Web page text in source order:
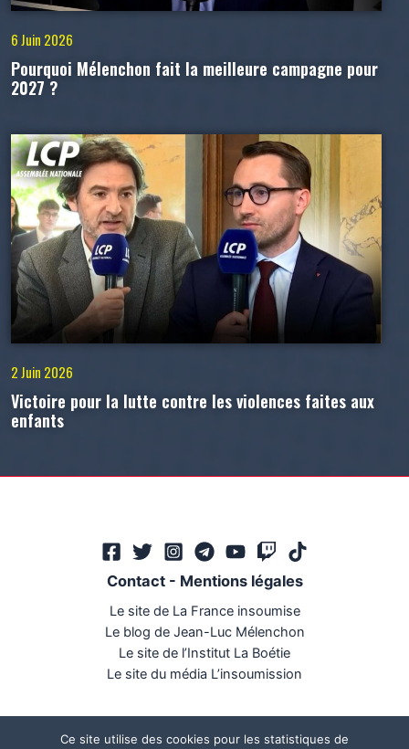
6 Juin 2026
Pourquoi Mélenchon fait la meilleure campagne pour
2027 ?
2 Juin 2026
Victoire pour la lutte contre les violences faites aux
enfants
Contact- Mentions légales
Le site de La France insoumise
Le blog de Jean-Luc Mélenchon
Le site de l’Institut La Boétie
Le site du média L’insoumission
Ce site utilise des cookies pour les statistiques de